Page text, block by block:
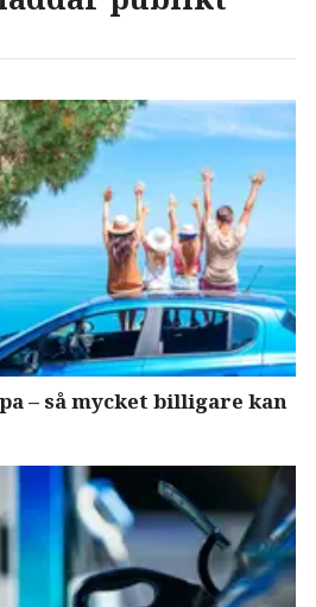
– så mycket billigare kan